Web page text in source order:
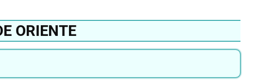
ORIENTE